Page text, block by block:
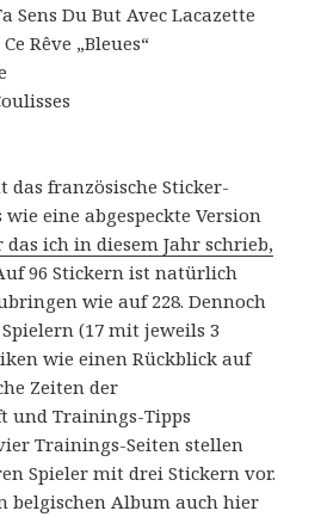
Sens Du But Avec Lacazette
Rêve „Bleues“
das französische Sticker-
eine abgespeckte Version
das ich in diesem Jahr schrieb,
96 Stickern ist natürlich
wie auf 228. Dennoch
(17 mit jeweils 3
wie einen Rückblick auf
Zeiten der
und Trainings-Tipps
Trainings-Seiten stellen
Spieler mit drei Stickern vor.
belgischen Album auch hier